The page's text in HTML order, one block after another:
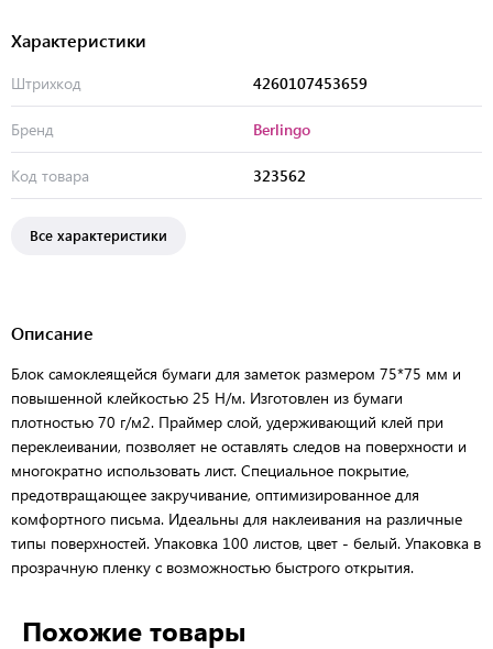
Характеристики
Штрихкод 4260107453659
Бренд Berlingo
Код товара 323562
Все характеристики
Описание
Блок самоклеящейся бумаги для заметок размером 75*75 мм и
повышенной клейкостью 25 Н/м. Изготовлен из бумаги
плотностью 70 г/м2. Праймер слой, удерживающий клей при
переклеивании, позволяет не оставлять следов на поверхности и
многократно использовать лист. Специальное покрытие,
предотвращающее закручивание, оптимизированное для
комфортного письма. Идеальны для наклеивания на различные
типы поверхностей. Упаковка 100 листов, цвет - белый. Упаковка в
прозрачную пленку с возможностью быстрого открытия.
Похожие товары